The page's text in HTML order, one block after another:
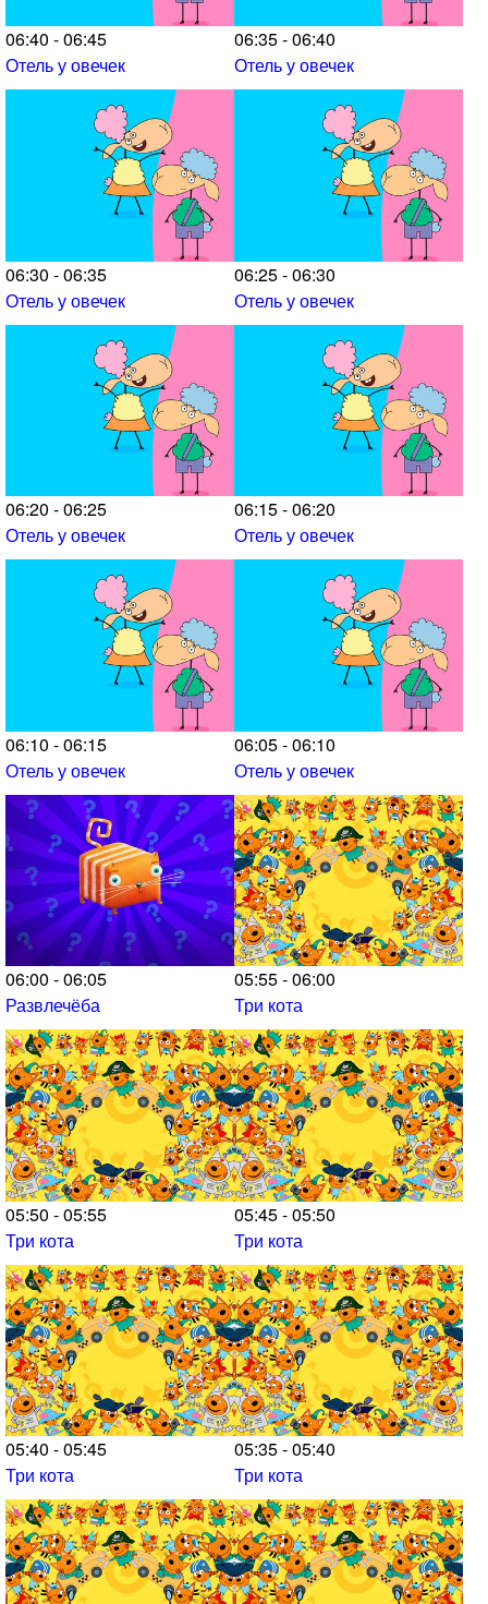
06:40 - 06:45
Отель у овечек
06:35 - 06:40
Отель у овечек
06:30 - 06:35
Отель у овечек
06:25 - 06:30
Отель у овечек
06:20 - 06:25
Отель у овечек
06:15 - 06:20
Отель у овечек
06:10 - 06:15
Отель у овечек
06:05 - 06:10
Отель у овечек
06:00 - 06:05
Развлечёба
05:55 - 06:00
Три кота
05:50 - 05:55
Три кота
05:45 - 05:50
Три кота
05:40 - 05:45
Три кота
05:35 - 05:40
Три кота